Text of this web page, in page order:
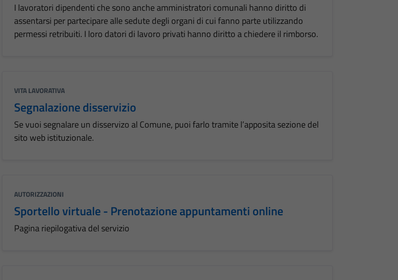
I lavoratori dipendenti che sono anche amministratori comunali hanno diritto di
assentarsi per partecipare alle sedute degli organi di cui fanno parte utilizzando
permessi retribuiti. I loro datori di lavoro privati hanno diritto a chiedere il rimborso.
VITA LAVORATIVA
Segnalazione disservizio
Se vuoi segnalare un disservizo al Comune, puoi farlo tramite l’apposita sezione del
sito web istituzionale.
AUTORIZZAZIONI
Sportello virtuale - Prenotazione appuntamenti online
Pagina riepilogativa del servizio